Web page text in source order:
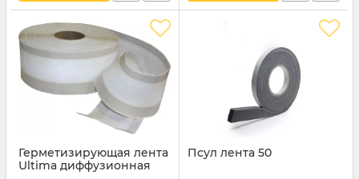
Герметизирующая лента
Ultima диффузионная
Псул лента 50